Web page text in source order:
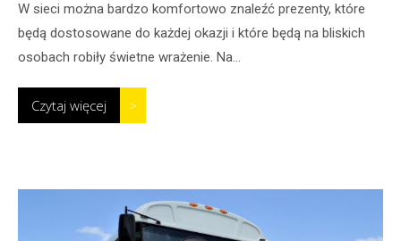
W sieci można bardzo komfortowo znaleźć prezenty, które
będą dostosowane do każdej okazji i które będą na bliskich
osobach robiły świetne wrażenie. Na...
Czytaj więcej >